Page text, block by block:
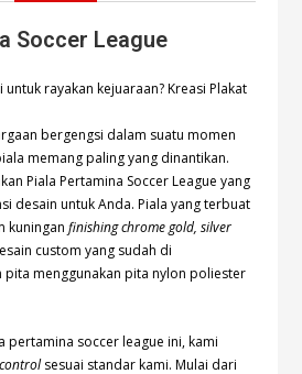
Soccer League
rayakan kejuaraan? Kreasi Plakat
bergengsi dalam suatu momen
memang paling yang dinantikan.
Piala Pertamina Soccer League yang
desain untuk Anda. Piala yang terbuat
kuninganfinishing chrome gold, silver
custom yang sudah di
pita menggunakan pita nylon poliester
pertamina soccer league ini, kami
sesuai standar kami. Mulai dari